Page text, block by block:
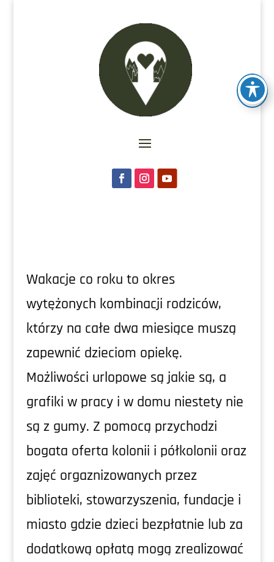
Wakacje co roku to okres
wytężonych kombinacji rodziców,
którzy na całe dwa miesiące muszą
zapewnić dzieciom opiekę.
Możliwości urlopowe są jakie są, a
grafiki w pracy i w domu niestety nie
są z gumy. Z pomocą przychodzi
bogata oferta kolonii i półkolonii oraz
zajęć orgaznizowanych przez
biblioteki, stowarzyszenia, fundacje i
miasto gdzie dzieci bezpłatnie lub za
dodatkową opłatą mogą zrealizować